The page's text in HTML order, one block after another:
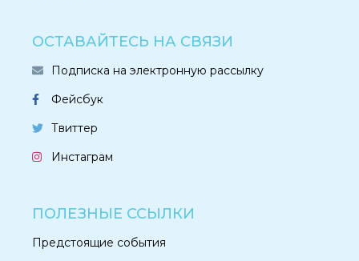
ОСТАВАЙТЕСЬ НА СВЯЗИ
Подписка на электронную рассылку
Фейсбук
Твиттер
Инстаграм
ПОЛЕЗНЫЕ ССЫЛКИ
Предстоящие события